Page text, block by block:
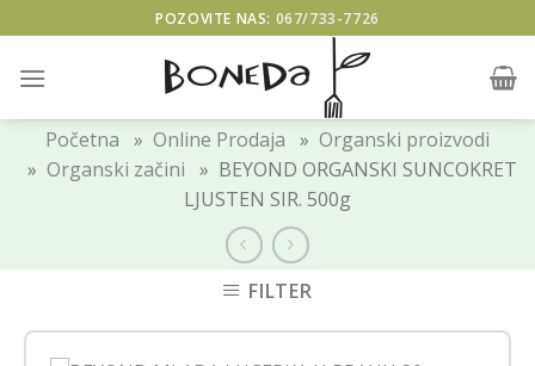
to
content
POZOVITE NAS: 067/733-7726
Početna » Online Prodaja » Organski proizvodi
» Organski začini » BEYOND ORGANSKI SUNCOKRET
LJUSTEN SIR. 500g
FILTER